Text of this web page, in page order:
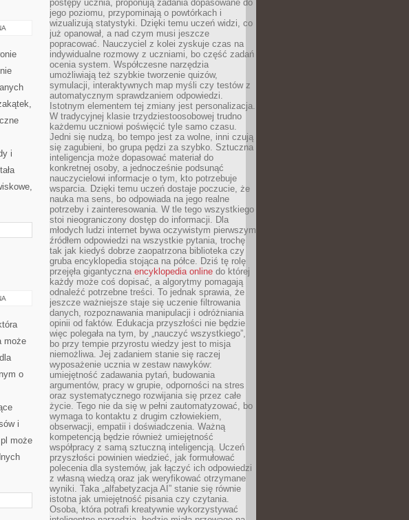
i
może
o
i
może
postępy ucznia, proponują zadania dopasowane do
jego poziomu, przypominają o powtórkach i
wizualizują statystyki. Dzięki temu uczeń widzi, co
już opanował, a nad czym musi jeszcze
popracować. Nauczyciel z kolei zyskuje czas na
indywidualne rozmowy z uczniami, bo część zadań
ocenia system. Współczesne narzędzia
umożliwiają też szybkie tworzenie quizów,
symulacji, interaktywnych map myśli czy testów z
automatycznym sprawdzaniem odpowiedzi.
Istotnym elementem tej zmiany jest personalizacja.
W tradycyjnej klasie trzydziestoosobowej trudno
każdemu uczniowi poświęcić tyle samo czasu.
Jedni się nudzą, bo tempo jest za wolne, inni czują
się zagubieni, bo grupa pędzi za szybko. Sztuczna
inteligencja może dopasować materiał do
konkretnej osoby, a jednocześnie podsunąć
nauczycielowi informacje o tym, kto potrzebuje
wsparcia. Dzięki temu uczeń dostaje poczucie, że
nauka ma sens, bo odpowiada na jego realne
potrzeby i zainteresowania. W tle tego wszystkiego
stoi nieograniczony dostęp do informacji. Dla
młodych ludzi internet bywa oczywistym pierwszym
źródłem odpowiedzi na wszystkie pytania, trochę
tak jak kiedyś dobrze zaopatrzona biblioteka czy
gruba encyklopedia stojąca na półce. Dziś tę rolę
przejęła gigantyczna encyklopedia online do której
każdy może coś dopisać, a algorytmy pomagają
odnaleźć potrzebne treści. To jednak sprawia, że
jeszcze ważniejsze staje się uczenie filtrowania
danych, rozpoznawania manipulacji i odróżniania
opinii od faktów. Edukacja przyszłości nie będzie
więc polegała na tym, by „nauczyć wszystkiego”,
bo przy tempie przyrostu wiedzy jest to misja
niemożliwa. Jej zadaniem stanie się raczej
wyposażenie ucznia w zestaw nawyków:
umiejętność zadawania pytań, budowania
argumentów, pracy w grupie, odporności na stres
oraz systematycznego rozwijania się przez całe
życie. Tego nie da się w pełni zautomatyzować, bo
wymaga to kontaktu z drugim człowiekiem,
obserwacji, empatii i doświadczenia. Ważną
kompetencją będzie również umiejętność
współpracy z samą sztuczną inteligencją. Uczeń
przyszłości powinien wiedzieć, jak formułować
polecenia dla systemów, jak łączyć ich odpowiedzi
z własną wiedzą oraz jak weryfikować otrzymane
wyniki. Taka „alfabetyzacja AI” stanie się równie
istotna jak umiejętność pisania czy czytania.
Osoba, która potrafi kreatywnie wykorzystywać